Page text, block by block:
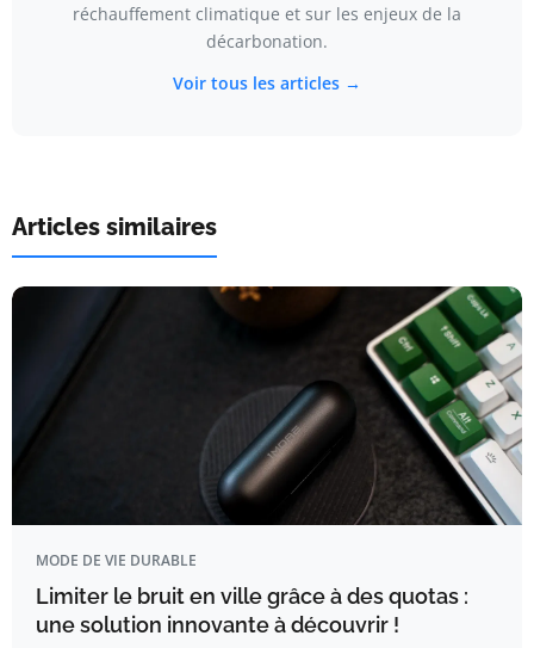
réchauffement climatique et sur les enjeux de la
décarbonation.
Voir tous les articles →
Articles similaires
MODE DE VIE DURABLE
Limiter le bruit en ville grâce à des quotas :
une solution innovante à découvrir !